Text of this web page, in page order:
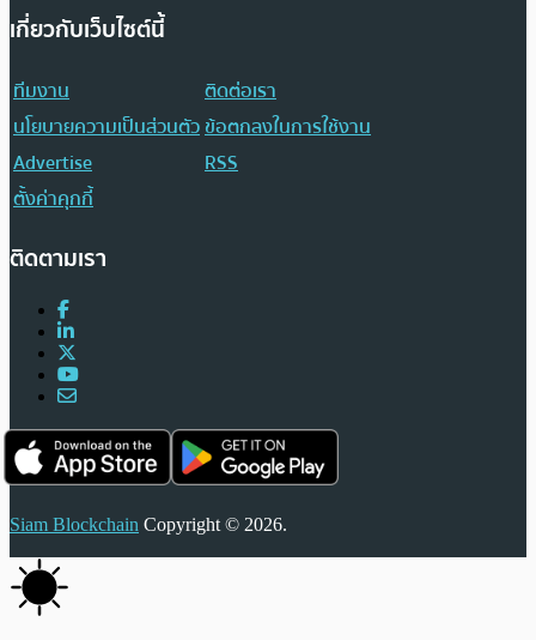
เกี่ยวกับเว็บไซต์นี้
ทีมงาน
ติดต่อเรา
นโยบายความเป็นส่วนตัวข้อตกลงในการใช้งาน
Advertise
RSS
ตั้งค่าคุกกี้
ติดตามเรา
Siam Blockchain Copyright © 2026.